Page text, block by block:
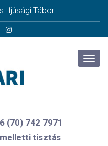
Ifjúsági Tábor
(70) 742 7971
tisztás